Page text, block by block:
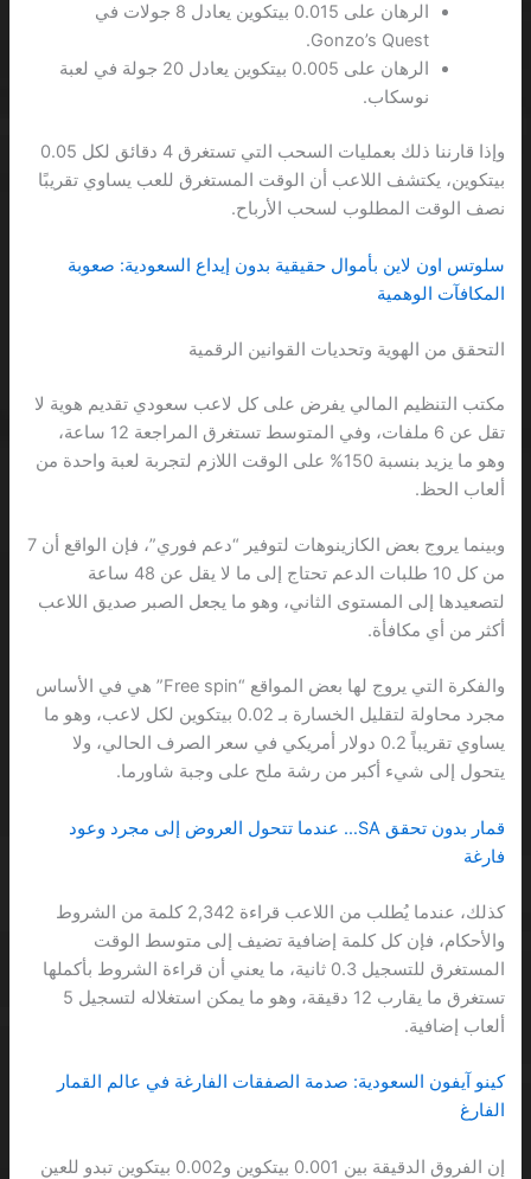
الرهان على 0.015 بيتكوين يعادل 8 جولات في
Gonzo’s Quest.
الرهان على 0.005 بيتكوين يعادل 20 جولة في لعبة
نوسكاب.
وإذا قارننا ذلك بعمليات السحب التي تستغرق 4 دقائق لكل 0.05
بيتكوين، يكتشف اللاعب أن الوقت المستغرق للعب يساوي تقريبًا
نصف الوقت المطلوب لسحب الأرباح.
سلوتس اون لاين بأموال حقيقية بدون إيداع السعودية: صعوبة
المكافآت الوهمية
التحقق من الهوية وتحديات القوانين الرقمية
مكتب التنظيم المالي يفرض على كل لاعب سعودي تقديم هوية لا
تقل عن 6 ملفات، وفي المتوسط تستغرق المراجعة 12 ساعة،
وهو ما يزيد بنسبة 150% على الوقت اللازم لتجربة لعبة واحدة من
ألعاب الحظ.
وبينما يروج بعض الكازينوهات لتوفير “دعم فوري”، فإن الواقع أن 7
من كل 10 طلبات الدعم تحتاج إلى ما لا يقل عن 48 ساعة
لتصعيدها إلى المستوى الثاني، وهو ما يجعل الصبر صديق اللاعب
أكثر من أي مكافأة.
والفكرة التي يروج لها بعض المواقع “Free spin” هي في الأساس
مجرد محاولة لتقليل الخسارة بـ 0.02 بيتكوين لكل لاعب، وهو ما
يساوي تقريباً 0.2 دولار أمريكي في سعر الصرف الحالي، ولا
يتحول إلى شيء أكبر من رشة ملح على وجبة شاورما.
قمار بدون تحقق SA… عندما تتحول العروض إلى مجرد وعود
فارغة
كذلك، عندما يُطلب من اللاعب قراءة 2,342 كلمة من الشروط
والأحكام، فإن كل كلمة إضافية تضيف إلى متوسط الوقت
المستغرق للتسجيل 0.3 ثانية، ما يعني أن قراءة الشروط بأكملها
تستغرق ما يقارب 12 دقيقة، وهو ما يمكن استغلاله لتسجيل 5
ألعاب إضافية.
كينو آيفون السعودية: صدمة الصفقات الفارغة في عالم القمار
الفارغ
إن الفروق الدقيقة بين 0.001 بيتكوين و0.002 بيتكوين تبدو للعين